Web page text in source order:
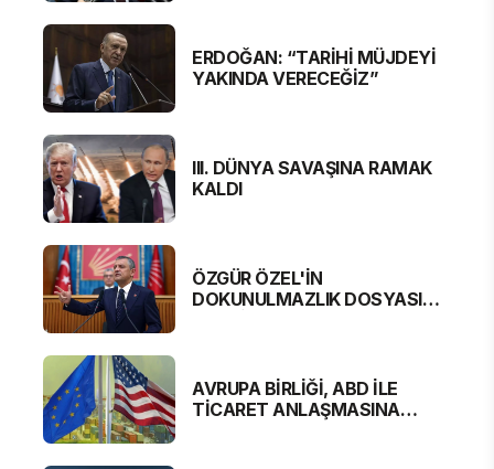
ERDOĞAN: “TARİHİ MÜJDEYİ
YAKINDA VERECEĞİZ”
III. DÜNYA SAVAŞINA RAMAK
KALDI
ÖZGÜR ÖZEL'İN
DOKUNULMAZLIK DOSYASI
AVRUPA BİRLİĞİ, ABD İLE
TİCARET ANLAŞMASINA